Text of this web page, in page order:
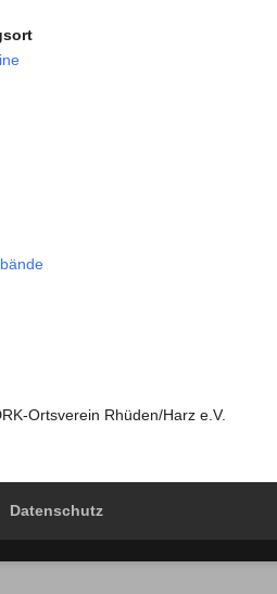
Ortsverein Rhüden/Harz e.V.
Datenschutz